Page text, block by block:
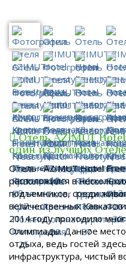
Отель AZIMUT
один из лучших
Отель «AZIMUT Hotel
расположился в
подъемников, среди
величественных
2014 году проходило
Олимпиады. Данное
отдыха, ведь гостей
инфраструктура, чистый